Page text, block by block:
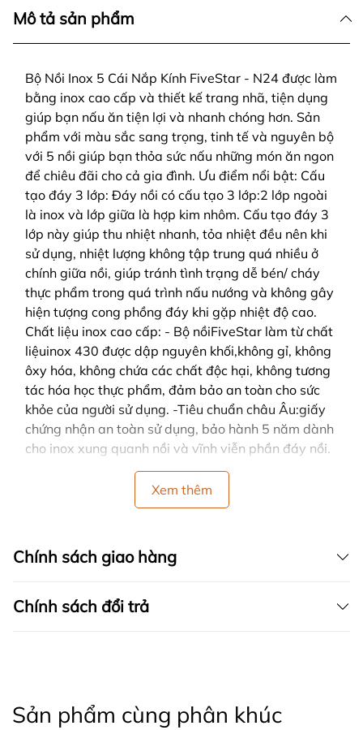
Mô tả sản phẩm
Bộ Nồi Inox 5 Cái Nắp Kính FiveStar - N24 được làm
bằng inox cao cấp và thiết kế trang nhã, tiện dụng
giúp bạn nấu ăn tiện lợi và nhanh chóng hơn. Sản
phẩm với màu sắc sang trọng, tinh tế và nguyên bộ
với 5 nồi giúp bạn thỏa sức nấu những món ăn ngon
để chiêu đãi cho cả gia đình. Ưu điểm nổi bật: Cấu
tạo đáy 3 lớp: Đáy nồi có cấu tạo 3 lớp:2 lớp ngoài
là inox và lớp giữa là hợp kim nhôm. Cấu tạo đáy 3
lớp này giúp thu nhiệt nhanh, tỏa nhiệt đều nên khi
sử dụng, nhiệt lượng không tập trung quá nhiều ở
chính giữa nồi, giúp tránh tình trạng dễ bén/ cháy
thực phẩm trong quá trình nấu nướng và không gây
hiện tượng cong phồng đáy khi gặp nhiệt độ cao.
Chất liệu inox cao cấp: - Bộ nồiFiveStar làm từ chất
liệuinox 430 được dập nguyên khối,không gỉ, không
ôxy hóa, không chứa các chất độc hại, không tương
tác hóa học thực phẩm, đảm bảo an toàn cho sức
khỏe của người sử dụng. -Tiêu chuẩn châu Âu:giấy
chứng nhận an toàn sử dụng, bảo hành 5 năm dành
cho inox xung quanh nồi và vĩnh viễn phần đáy nồi.
Xem thêm
Chính sách giao hàng
Chính sách đổi trả
Sản phẩm cùng phân khúc